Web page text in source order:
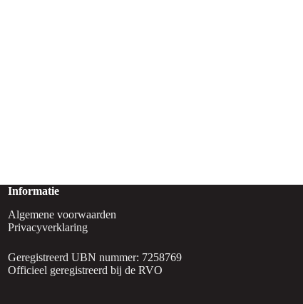
Informatie
Algemene voorwaarden
Privacyverklaring
Geregistreerd UBN nummer: 7258769
Officieel geregistreerd bij de RVO